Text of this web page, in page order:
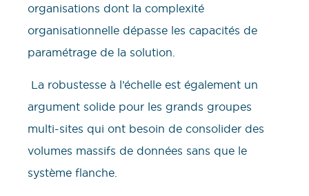
organisations dont la complexité
organisationnelle dépasse les capacités de
paramétrage de la solution.
La robustesse à l’échelle est également un
argument solide pour les grands groupes
multi-sites qui ont besoin de consolider des
volumes massifs de données sans que le
système flanche.